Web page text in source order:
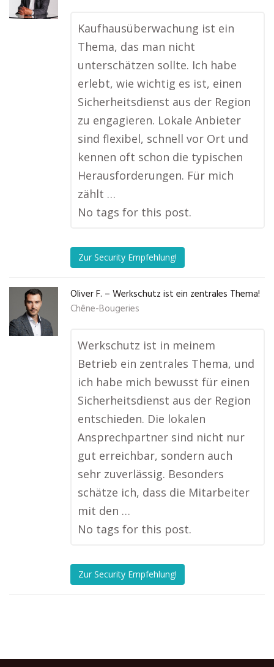
Kaufhausüberwachung ist ein
Thema, das man nicht
unterschätzen sollte. Ich habe
erlebt, wie wichtig es ist, einen
Sicherheitsdienst aus der Region
zu engagieren. Lokale Anbieter
sind flexibel, schnell vor Ort und
kennen oft schon die typischen
Herausforderungen. Für mich
zählt …
No tags for this post.
Zur Security Empfehlung!
Oliver F. – Werkschutz ist ein zentrales Thema!
Chêne-Bougeries
Werkschutz ist in meinem
Betrieb ein zentrales Thema, und
ich habe mich bewusst für einen
Sicherheitsdienst aus der Region
entschieden. Die lokalen
Ansprechpartner sind nicht nur
gut erreichbar, sondern auch
sehr zuverlässig. Besonders
schätze ich, dass die Mitarbeiter
mit den …
No tags for this post.
Zur Security Empfehlung!